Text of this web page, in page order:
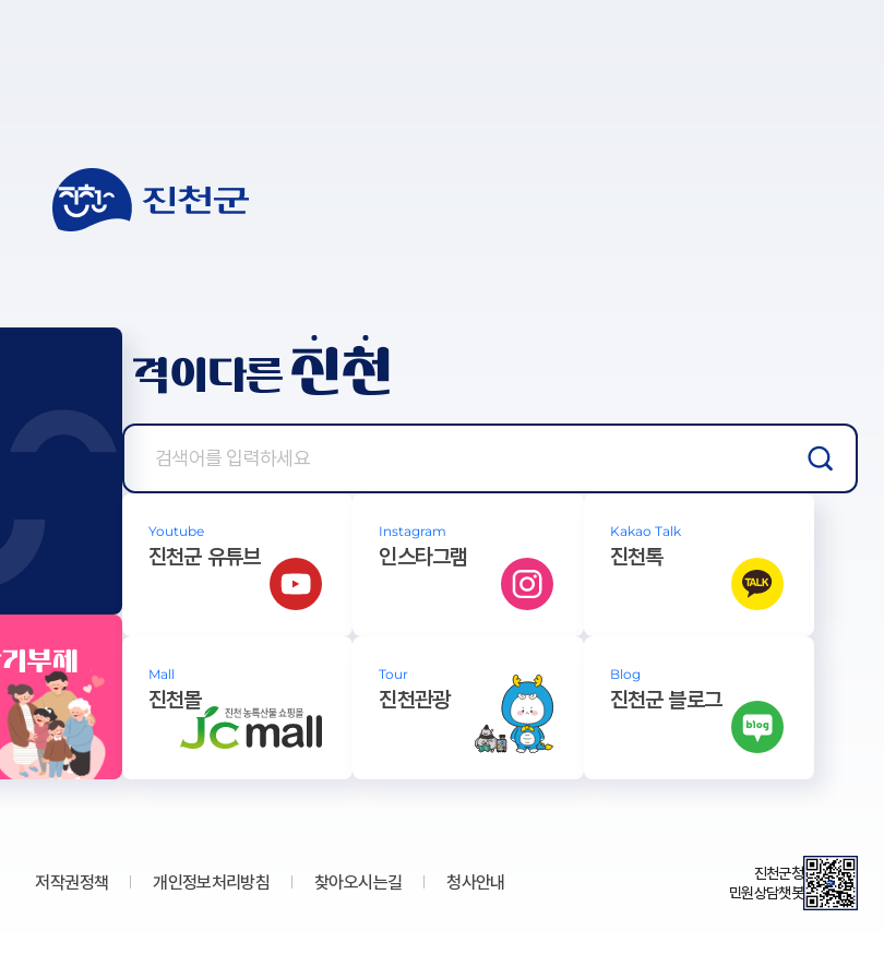
부제
격이다른 진천
Youtube
진천군 유튜브
Instagram
인스타그램
Kakao Talk
진천톡
Mall
진천몰
Tour
진천관광
Blog
진천군 블로그
저작권정책 개인정보처리방침 찾아오시는길 청사안내
진천군청
민원상담챗봇